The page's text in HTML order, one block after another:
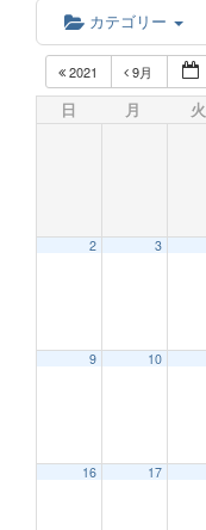
カテゴリー
2021 9月
日 月 火
2 3
9 10
16 17